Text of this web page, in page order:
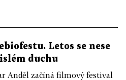
Letos se nese
duchu
Anděl začíná filmový festival